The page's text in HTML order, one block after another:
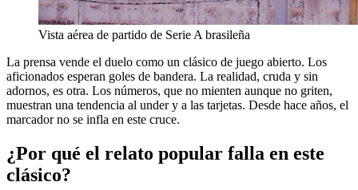
Vista aérea de partido de Serie A brasileña
La prensa vende el duelo como un clásico de juego abierto. Los
aficionados esperan goles de bandera. La realidad, cruda y sin
adornos, es otra. Los números, que no mienten aunque no griten,
muestran una tendencia al under y a las tarjetas. Desde hace años, el
marcador no se infla en este cruce.
¿Por qué el relato popular falla en este
clásico?